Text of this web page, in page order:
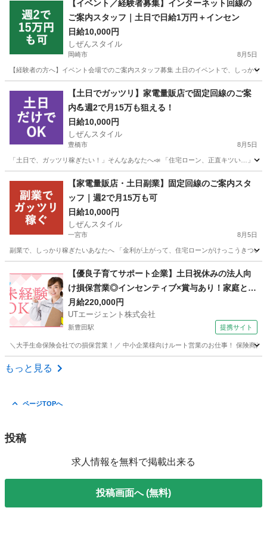
【イベント／経験者募集】インターネット回線の
ご案内スタッフ｜土日で日給1万円＋インセン
日給10,000円
しぜんスタイル
岡崎市 8月5日
【経験者の方へ】イベント会場でのご案内スタッフ募集 土日のイベントで、しっか
家電量販店 スタッフ
【土日でガッツリ】家電量販店で固定回線のご案
内💪週2で月15万も狙える！
日給10,000円
しぜんスタイル
豊橋市 8月5日
「土日で、ガッツリ稼ぎたい！」そんなあなたへ📣 「住宅ローン、正直キツい…」
家電量販店 フルコミ
【家電量販店・土日副業】固定回線のご案内スタ
ッフ｜週2で月15万も可
日給10,000円
しぜんスタイル
一宮市 8月5日
副業で、しっかり稼ぎたいあなたへ 「金利が上がって、住宅ローンがけっこうきつ
家電量販店 ネット
【優良子育てサポート企業】土日祝休みの法人向
け損保営業◎インセンティブ×賞与あり！家庭との
両立も可能■要普免■
月給220,000円
UTエージェント株式会社
新豊田駅 提携サイト
＼大手生命保険会社での損保営業！／ 中小企業様向けルート営業のお仕事！ 保険商
愛知 豊田市
もっと見る
ページTOPへ
投稿
求人情報を無料で掲載出来る
投稿画面へ (無料)